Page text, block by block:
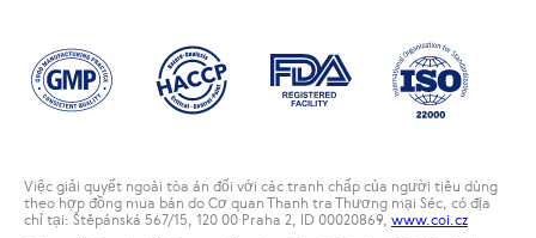
Việc giải quyết ngoài tòa án đối với các tranh chấp của người tiêu dùng
theo hợp đồng mua bán do Cơ quan Thanh tra Thương mại Séc, có địa
chỉ tại: Štěpánská 567/15, 120 00 Praha 2, ID 00020869, www.coi.cz